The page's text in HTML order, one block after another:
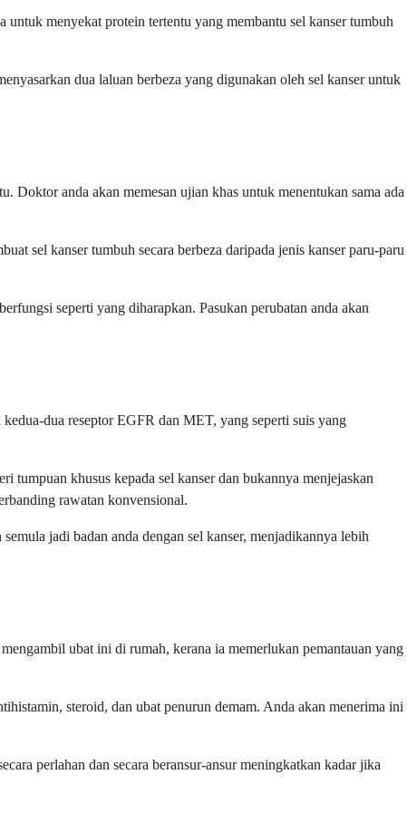
menyekat protein tertentu yang membantu sel kanser tumbuh
dua laluan berbeza yang digunakan oleh sel kanser untuk
Doktor anda akan memesan ujian khas untuk menentukan sama ada
sel kanser tumbuh secara berbeza daripada jenis kanser paru-paru
seperti yang diharapkan. Pasukan perubatan anda akan
dua reseptor EGFR dan MET, yang seperti suis yang
tumpuan khusus kepada sel kanser dan bukannya menjejaskan
rawatan konvensional.
jadi badan anda dengan sel kanser, menjadikannya lebih
ubat ini di rumah, kerana ia memerlukan pemantauan yang
steroid, dan ubat penurun demam. Anda akan menerima ini
perlahan dan secara beransur-ansur meningkatkan kadar jika